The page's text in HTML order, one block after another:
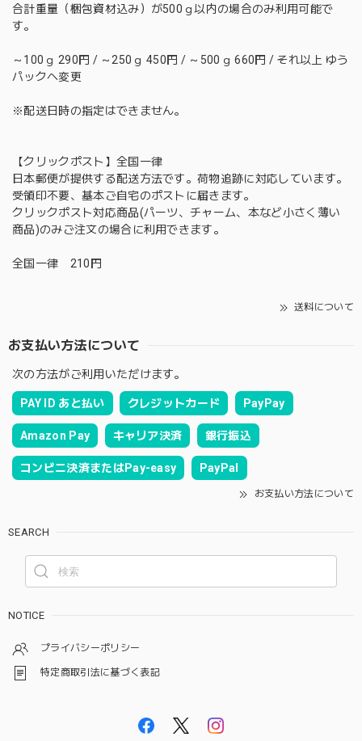
合計重量（梱包資材込み）が500ｇ以内の場合のみ利用可能で
す。
～100ｇ 290円 / ～250ｇ 450円 / ～500ｇ 660円 / それ以上 ゆう
パックへ変更
※配送日時の指定はできません。
【クリックポスト】全国一律
日本郵便が提供する配送方法です。荷物追跡に対応しています。
受領印不要、基本ご自宅のポストに届きます。
クリックポスト対応商品(パーツ、チャーム、本など小さく薄い
商品)のみご注文の場合に利用できます。
全国一律 210円
送料について
お支払い方法について
次の方法がご利用いただけます。
PAY ID あと払い クレジットカード PayPay
Amazon Pay キャリア決済 銀行振込
コンビニ決済またはPay-easy PayPal
お支払い方法について
SEARCH
NOTICE
プライバシーポリシー
特定商取引法に基づく表記